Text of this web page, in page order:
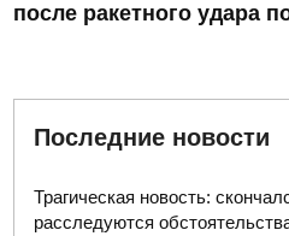
после ракетного удара
Последние новости
Трагическая новость:
расследуются